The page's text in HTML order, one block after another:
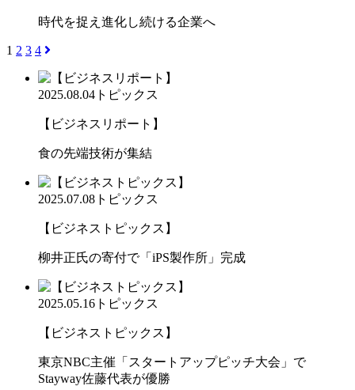
時代を捉え進化し続ける企業へ
1 2 3 4
2025.08.04 トピックス
【ビジネスリポート】
食の先端技術が集結
2025.07.08 トピックス
【ビジネストピックス】
柳井正氏の寄付で「iPS製作所」完成
2025.05.16 トピックス
【ビジネストピックス】
東京NBC主催「スタートアップピッチ大会」で
Stayway佐藤代表が優勝